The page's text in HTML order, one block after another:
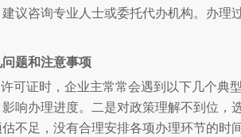
议咨询专业人士或委托代办机构。办理
题和注意事项
可证时，企业主常常会遇到以下几个典
响办理进度。二是对政策理解不到位，
不足，没有合理安排各项办理环节的时